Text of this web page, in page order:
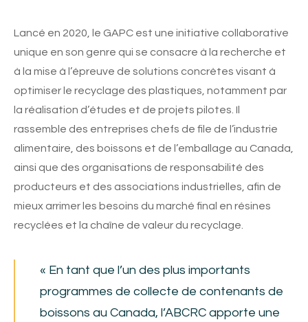
Lancé en 2020, le GAPC est une initiative collaborative
unique en son genre qui se consacre à la recherche et
à la mise à l’épreuve de solutions concrètes visant à
optimiser le recyclage des plastiques, notamment par
la réalisation d’études et de projets pilotes. Il
rassemble des entreprises chefs de file de l’industrie
alimentaire, des boissons et de l’emballage au Canada,
ainsi que des organisations de responsabilité des
producteurs et des associations industrielles, afin de
mieux arrimer les besoins du marché final en résines
recyclées et la chaîne de valeur du recyclage.
« En tant que l’un des plus importants
programmes de collecte de contenants de
boissons au Canada, l’ABCRC apporte une